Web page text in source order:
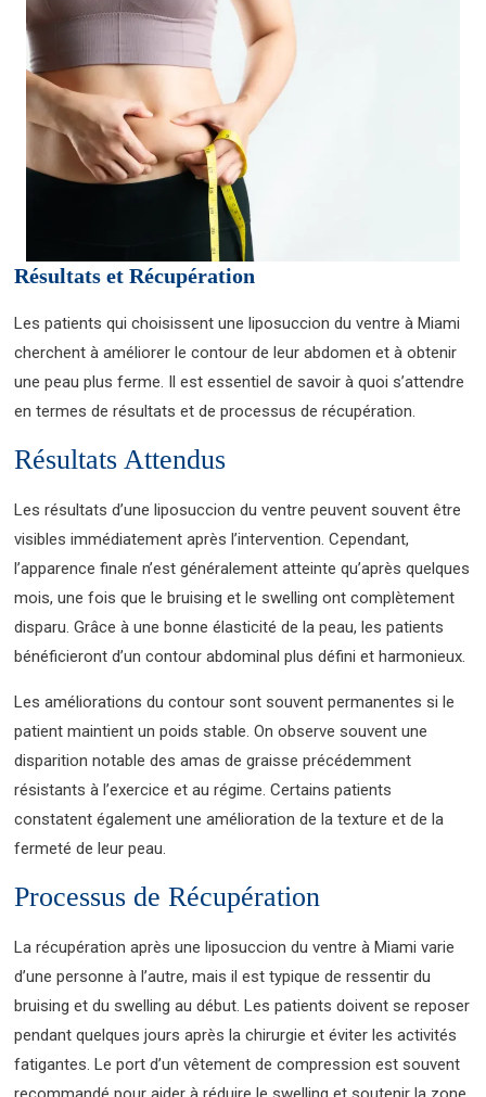
Résultats et Récupération
Les patients qui choisissent une liposuccion du ventre à Miami
cherchent à améliorer le contour de leur abdomen et à obtenir
une peau plus ferme. Il est essentiel de savoir à quoi s’attendre
en termes de résultats et de processus de récupération.
Résultats Attendus
Les résultats d’une liposuccion du ventre peuvent souvent être
visibles immédiatement après l’intervention. Cependant,
l’apparence finale n’est généralement atteinte qu’après quelques
mois, une fois que le bruising et le swelling ont complètement
disparu. Grâce à une bonne élasticité de la peau, les patients
bénéficieront d’un contour abdominal plus défini et harmonieux.
Les améliorations du contour sont souvent permanentes si le
patient maintient un poids stable. On observe souvent une
disparition notable des amas de graisse précédemment
résistants à l’exercice et au régime. Certains patients
constatent également une amélioration de la texture et de la
fermeté de leur peau.
Processus de Récupération
La récupération après une liposuccion du ventre à Miami varie
d’une personne à l’autre, mais il est typique de ressentir du
bruising et du swelling au début. Les patients doivent se reposer
pendant quelques jours après la chirurgie et éviter les activités
fatigantes. Le port d’un vêtement de compression est souvent